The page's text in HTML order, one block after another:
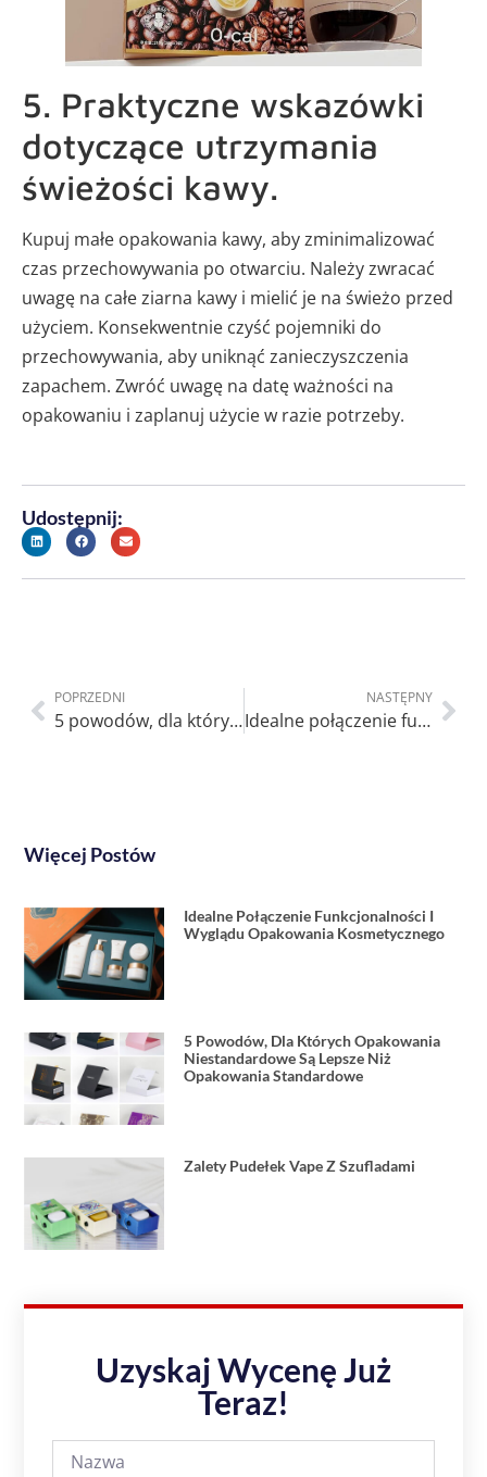
5. Praktyczne wskazówki
dotyczące utrzymania
świeżości kawy.
Kupuj małe opakowania kawy, aby zminimalizować
czas przechowywania po otwarciu. Należy zwracać
uwagę na całe ziarna kawy i mielić je na świeżo przed
użyciem. Konsekwentnie czyść pojemniki do
przechowywania, aby uniknąć zanieczyszczenia
zapachem. Zwróć uwagę na datę ważności na
opakowaniu i zaplanuj użycie w razie potrzeby.
Udostępnij:
POPRZEDNI
5 powodów, dla których opakowania niestandardowe są lepsze niż opakowania standardowe
NASTĘPNY
Idealne połączenie funkcjonalności i wyglądu opakowania kosmetycznego
Więcej Postów
Idealne Połączenie Funkcjonalności I
Wyglądu Opakowania Kosmetycznego
5 Powodów, Dla Których Opakowania
Niestandardowe Są Lepsze Niż
Opakowania Standardowe
Zalety Pudełek Vape Z Szufladami
Uzyskaj Wycenę Już
Teraz!